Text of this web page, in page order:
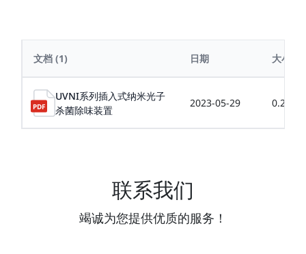
文档 (1) 日期 大小
UVNI系列插入式纳米光子
杀菌除味装置
2023-05-29 0.20MB
联系我们
竭诚为您提供优质的服务！